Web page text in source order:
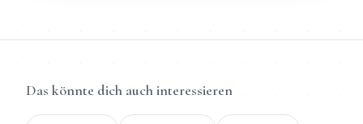
Das könnte dich auch interessieren